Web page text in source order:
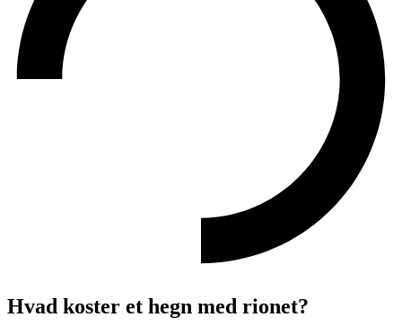
Hvad koster et hegn med rionet?